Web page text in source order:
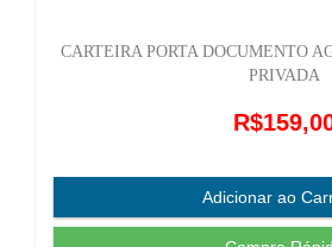
CARTEIRA PORTA DOCUMENTO
PRIVADA